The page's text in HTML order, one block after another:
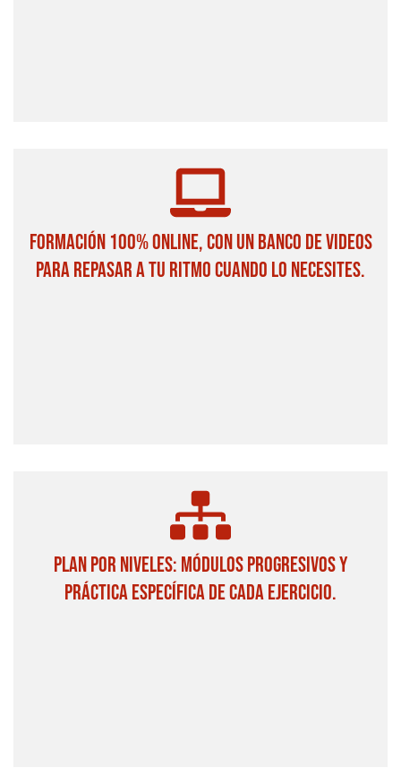
FORMACIÓN 100% ONLINE, CON UN BANCO DE VIDEOS
PARA REPASAR A TU RITMO CUANDO LO NECESITES.
PLAN POR NIVELES: MÓDULOS PROGRESIVOS Y
PRÁCTICA ESPECÍFICA DE CADA EJERCICIO.